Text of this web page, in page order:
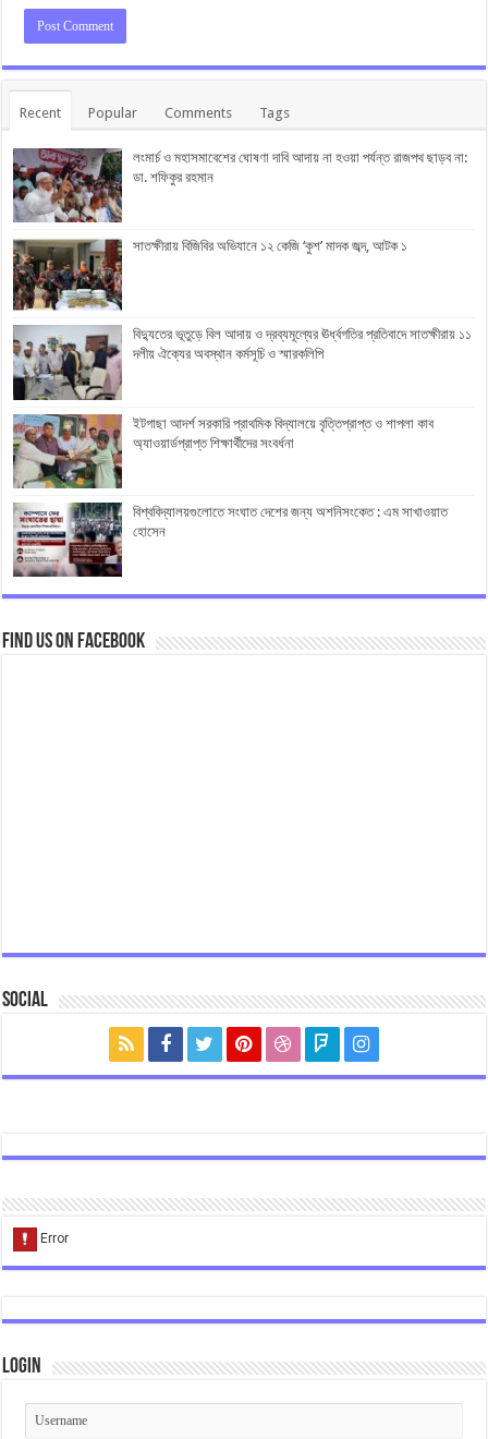
Recent Popular Comments Tags
লংমার্চ ও মহাসমাবেশের ঘোষণা দাবি আদায় না হওয়া পর্যন্ত রাজপথ ছাড়ব না:
ডা. শফিকুর রহমান
সাতক্ষীরায় বিজিবির অভিযানে ১২ কেজি ‘কুশ’ মাদক জব্দ, আটক ১
বিদ্যুতের ভূতুড়ে বিল আদায় ও দ্রব্যমূল্যের ঊর্ধ্বগতির প্রতিবাদে সাতক্ষীরায় ১১
দলীয় ঐক্যের অবস্থান কর্মসূচি ও স্মারকলিপি
ইটগাছা আদর্শ সরকারি প্রাথমিক বিদ্যালয়ে বৃত্তিপ্রাপ্ত ও শাপলা কাব
অ্যাওয়ার্ডপ্রাপ্ত শিক্ষার্থীদের সংবর্ধনা
বিশ্ববিদ্যালয়গুলোতে সংঘাত দেশের জন্য অশনিসংকেত : এম সাখাওয়াত
হোসেন
Find us on Facebook
Social
Login